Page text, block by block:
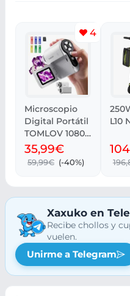
4
Microscopio
Digital Portátil
TOMLOV 1080P
con Pantalla
LCD 2
35,99€
59,99€ (-40%)
L10
Xaxuko en
Recibe chollos y
vuelen.
Unirme a Telegram